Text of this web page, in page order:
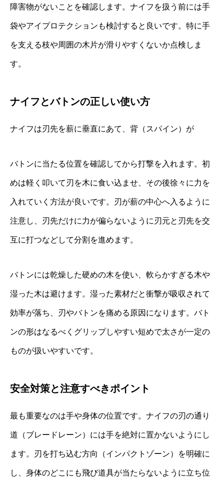
障害物がないことを確認します。ナイフを扱う前には手
袋やアイプロテクションも検討すると良いです。特に手
を支える枝や周囲の木片が滑りやすくないか点検しま
す。
ナイフとバトンの正しい使い方
ナイフは刃先を薪に垂直にあて、背（スパイン）が
バトンに当たる位置を確認してから打撃を入れます。初
めは軽く叩いて刃を木に食い込ませ、その後徐々に力を
入れていく方法が良いです。刃が薪の中心へ入るように
注意し、刃先だけに力が偏らないように刃元と刃先を交
互に打つなどして分割を進めます。
バトンには乾燥した硬めの木を使い、軟らかすぎる木や
湿った木は避けます。湿った素材だと衝撃が吸収されて
効率が落ち、刃やバトンを痛める原因になります。バト
ンの形はなるべくグリップしやすい短めで太さが一定の
ものが扱いやすいです。
安全対策と注意すべきポイント
最も重要なのは手や身体の位置です。ナイフの刃の通り
道（ブレードレーン）には手を絶対に置かないようにし
ます。刃を打ち込む方向（インパクトゾーン）を明確に
し、身体のどこにも飛び道具が当たらないように立ち位